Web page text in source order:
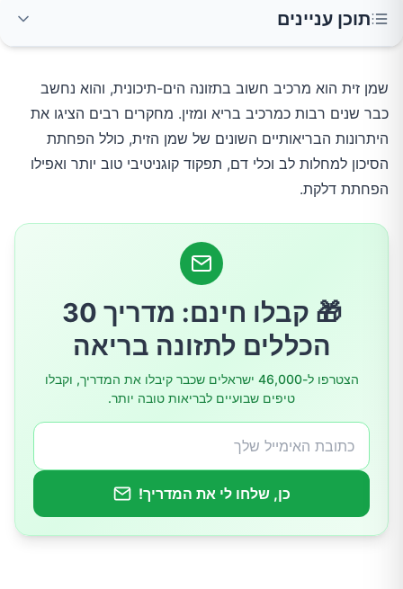
תוכן עניינים
מהי דמנציה?
הקשר בין שמן זית למחלות נוירולוגיות
מחקרים עדכניים על שמן זית ודמנציה
כיצד שמן זית עשוי להשפיע על המוח?
צריכת שמן זית – איך להתחיל?
שמן זית הוא מרכיב חשוב בתזונה הים-תיכונית, והוא נחשב
כבר שנים רבות כמרכיב בריא ומזין. מחקרים רבים הציגו את
היתרונות הבריאותיים השונים של שמן הזית, כולל הפחתת
הסיכון למחלות לב וכלי דם, תפקוד קוגניטיבי טוב יותר ואפילו
הפחתת דלקת.
🎁 קבלו חינם: מדריך 30
הכללים לתזונה בריאה
הצטרפו ל-46,000 ישראלים שכבר קיבלו את המדריך, וקבלו
טיפים שבועיים לבריאות טובה יותר.
כן, שלחו לי את המדריך!